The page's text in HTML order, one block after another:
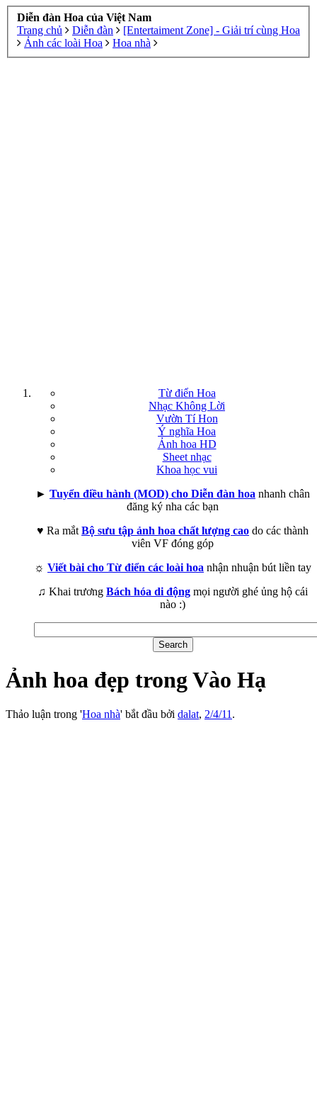
Diễn đàn Hoa của Việt Nam
Trang chủ
Diễn đàn
[Entertaiment Zone] - Giải trí cùng Hoa
Ảnh các loài Hoa
Hoa nhà
Từ điển Hoa
Nhạc Không Lời
Vườn Tí Hon
Ý nghĩa Hoa
Ảnh hoa HD
Sheet nhạc
Khoa học vui
► Tuyển điều hành (MOD) cho Diễn đàn hoa nhanh chân
đăng ký nha các bạn
♥ Ra mắt Bộ sưu tập ảnh hoa chất lượng cao do các thành
viên VF đóng góp
☼ Viết bài cho Từ điển các loài hoa nhận nhuận bút liền tay
♫ Khai trương Bách hóa di động mọi người ghé ủng hộ cái
nào :)
Ảnh hoa đẹp trong Vào Hạ
Thảo luận trong 'Hoa nhà' bắt đầu bởi dalat, 2/4/11.